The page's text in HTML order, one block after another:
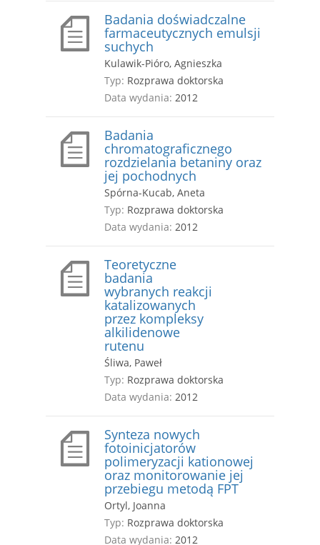
Badania doświadczalne
farmaceutycznych emulsji
suchych
Kulawik-Pióro, Agnieszka
Typ: Rozprawa doktorska
Data wydania: 2012
Badania
chromatograficznego
rozdzielania betaniny oraz
jej pochodnych
Spórna-Kucab, Aneta
Typ: Rozprawa doktorska
Data wydania: 2012
Teoretyczne
badania
wybranych reakcji
katalizowanych
przez kompleksy
alkilidenowe
rutenu
Śliwa, Paweł
Typ: Rozprawa doktorska
Data wydania: 2012
Synteza nowych
fotoinicjatorów
polimeryzacji kationowej
oraz monitorowanie jej
przebiegu metodą FPT
Ortyl, Joanna
Typ: Rozprawa doktorska
Data wydania: 2012